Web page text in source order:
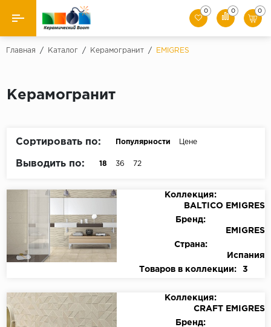
Назад
Керамическая плитка
0 0 0
Главная / Каталог / Керамогранит / EMIGRES
Керамогранит
Сортировать по: Популярности Цене
Выводить по: 18 36 72
Коллекция:
BALTICO EMIGRES
Бренд:
EMIGRES
Страна:
Испания
Товаров в коллекции:
3
Коллекция:
CRAFT EMIGRES
Бренд: